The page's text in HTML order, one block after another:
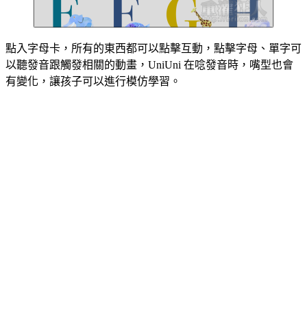
點入字母卡，所有的東西都可以點擊互動，點擊字母、單字可
以聽發音跟觸發相關的動畫，UniUni 在唸發音時，嘴型也會
有變化，讓孩子可以進行模仿學習。